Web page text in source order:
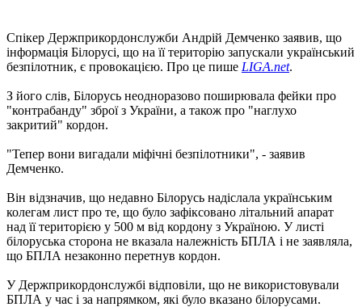
Спікер Держприкордонслужби Андрій Демченко заявив, що
інформація Білорусі, що на її територію запускали український
безпілотник, є провокацією. Про це пише LIGA.net.
З його слів, Білорусь неодноразово поширювала фейки про
"контрабанду" зброї з України, а також про "наглухо
закритий" кордон.
"Тепер вони вигадали міфічні безпілотники", - заявив
Демченко.
Він відзначив, що недавно Білорусь надіслала українським
колегам лист про те, що було зафіксовано літальний апарат
над її територією у 500 м від кордону з Україною. У листі
білоруська сторона не вказала належність БПЛА і не заявляла,
що БПЛА незаконно перетнув кордон.
У Держприкордонслужбі відповіли, що не використовували
БПЛА у час і за напрямком, які було вказано білорусами.